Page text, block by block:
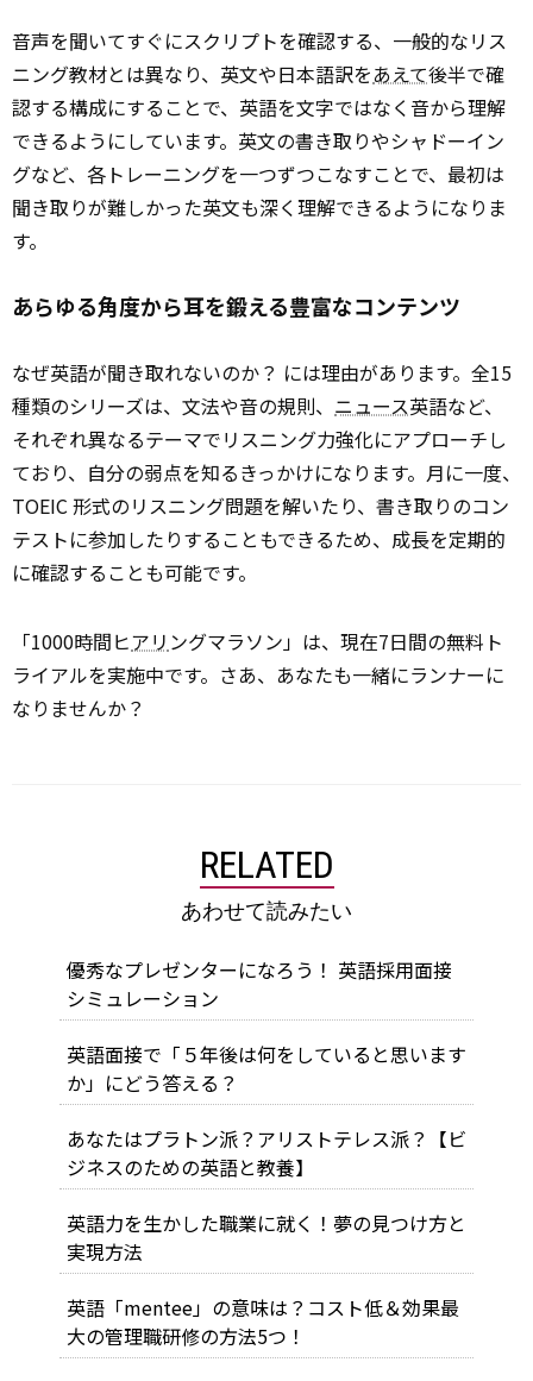
音声を聞いてすぐにスクリプトを確認する、一般的なリス
ニング教材とは異なり、英文や日本語訳をあえて後半で確
認する構成にすることで、英語を文字ではなく音から理解
できるようにしています。英文の書き取りやシャドーイン
グなど、各トレーニングを一つずつこなすことで、最初は
聞き取りが難しかった英文も深く理解できるようになりま
す。
あらゆる角度から耳を鍛える豊富なコンテンツ
なぜ英語が聞き取れないのか？ には理由があります。全15
種類のシリーズは、文法や音の規則、 ニュース英語など、
それぞれ異なるテーマでリスニング力強化にアプローチし
ており、自分の弱点を知るきっかけになります。月に一度、
TOEIC 形式のリスニング問題を解いたり、書き取りのコン
テストに参加したりすることもできるため、成長を定期的
に確認することも可能です。
「1000時間ヒアリ ングマラソン」は、現在7日間の無料ト
ライアルを実施中です。さあ、あなたも一緒にランナーに
なりませんか？
RELATED
あわせて読みたい
優秀なプレゼンターになろう！ 英語採用面接
シミュレーション
英語面接で「５年後は何をしていると思います
か」にどう答える？
あなたはプラトン派？アリストテレス派？【ビ
ジネスのための英語と教養】
英語力を生かした職業に就く！夢の見つけ方と
実現方法
英語「mentee」の意味は？コスト低＆効果最
大の管理職研修の方法5つ！